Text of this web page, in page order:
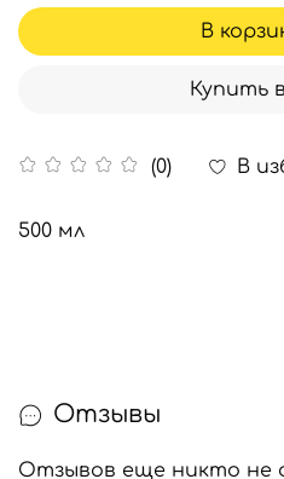
(0) В
В
Купить
500 мл
Отзывы
Отзывов еще никто не